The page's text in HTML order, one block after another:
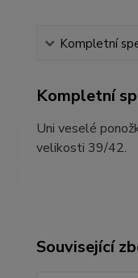
Kompletní
Kompletní
Uni veselé
velikosti 39/42.
Související